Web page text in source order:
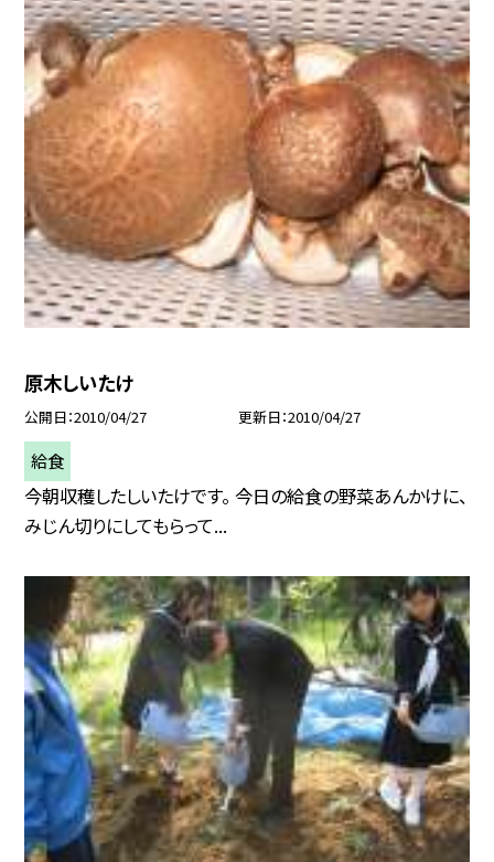
原木しいたけ
公開日 2010/04/27 更新日 2010/04/27
給食
今朝収穫したしいたけです。 今日の給食の野菜あんかけに、
みじん切りにしてもらって...